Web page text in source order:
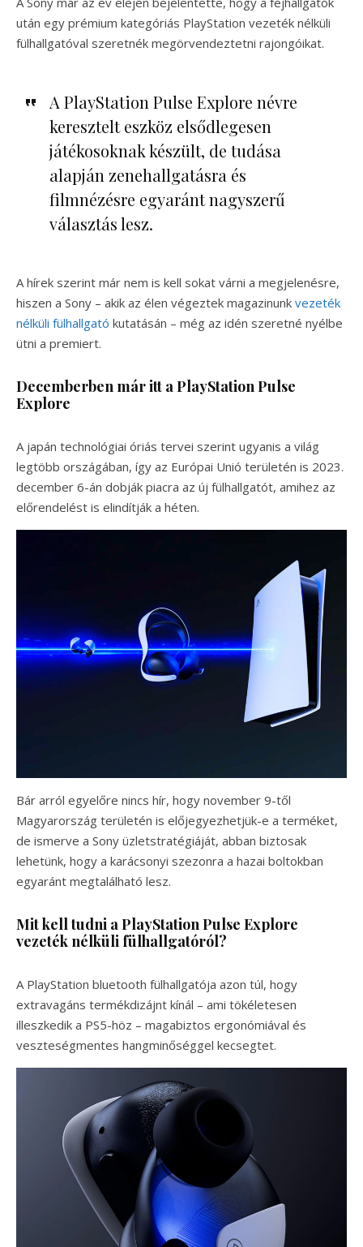
után egy prémium kategóriás PlayStation vezeték nélküli
fülhallgatóval szeretnék megörvendeztetni rajongóikat.
A PlayStation Pulse Explore névre
keresztelt eszköz elsődlegesen
játékosoknak készült, de tudása
alapján zenehallgatásra és
filmnézésre egyaránt nagyszerű
választás lesz.
A hírek szerint már nem is kell sokat várni a megjelenésre,
hiszen a Sony – akik az élen végeztek magazinunk vezeték
nélküli fülhallgató kutatásán – még az idén szeretné nyélbe
ütni a premiert.
Decemberben már itt a PlayStation Pulse
Explore
A japán technológiai óriás tervei szerint ugyanis a világ
legtöbb országában, így az Európai Unió területén is 2023.
december 6-án dobják piacra az új fülhallgatót, amihez az
előrendelést is elindítják a héten.
Bár arról egyelőre nincs hír, hogy november 9-től
Magyarország területén is előjegyezhetjük-e a terméket,
de ismerve a Sony üzletstratégiáját, abban biztosak
lehetünk, hogy a karácsonyi szezonra a hazai boltokban
egyaránt megtalálható lesz.
Mit kell tudni a PlayStation Pulse Explore
vezeték nélküli fülhallgatóról?
A PlayStation bluetooth fülhallgatója azon túl, hogy
extravagáns termékdizájnt kínál – ami tökéletesen
illeszkedik a PS5-höz – magabiztos ergonómiával és
veszteségmentes hangminőséggel kecsegtet.